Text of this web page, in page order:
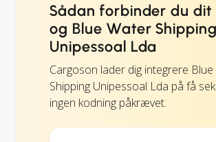
Sådan forbinder du dit
og Blue Water Shipping
Unipessoal Lda
Cargoson lader dig integrere
Shipping Unipessoal Lda på få
ingen kodning påkrævet.